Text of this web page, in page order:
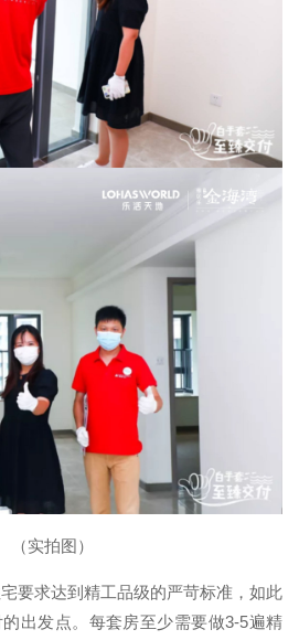
（实拍图）
求达到精工品级的严苛标准，如此
的出发点。每套房至少需要做3-5遍精